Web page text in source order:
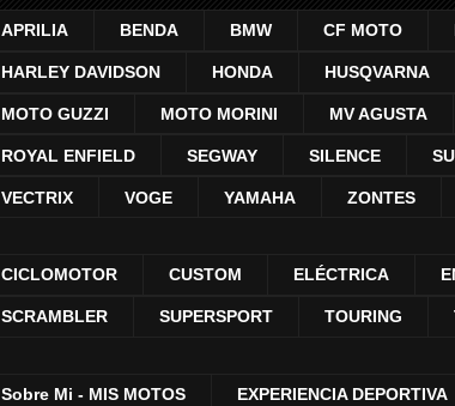
APRILIA BENDA BMW CF MOTO
HARLEY DAVIDSON HONDA HUSQVARNA
MOTO GUZZI MOTO MORINI MV AGUSTA
ROYAL ENFIELD SEGWAY SILENCE
VECTRIX VOGE YAMAHA ZONTES
CICLOMOTOR CUSTOM ELÉCTRICA
SCRAMBLER SUPERSPORT TOURING
Sobre Mi - MIS MOTOS EXPERIENCIA DEPORTIVA